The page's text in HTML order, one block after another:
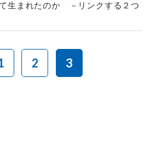
生まれたのか －リンクする２つ
2 3